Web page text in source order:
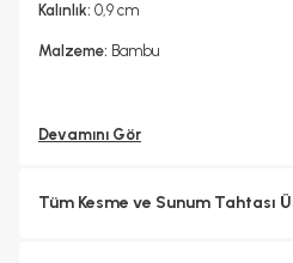
Kalınlık: 0,9 cm
Malzeme: Bambu
Devamını Gör
Tüm Kesme ve Sunum Tahtası